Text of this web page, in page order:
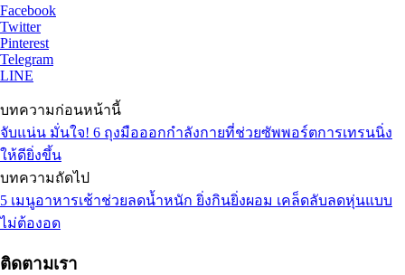
Facebook
Twitter
Pinterest
Telegram
LINE
บทความก่อนหน้านี้
จับแน่น มั่นใจ! 6 ถุงมือออกกำลังกายที่ช่วยซัพพอร์ตการเทรนนิ่ง
ให้ดียิ่งขึ้น
บทความถัดไป
5 เมนูอาหารเช้าช่วยลดน้ำหนัก ยิ่งกินยิ่งผอม เคล็ดลับลดหุ่นแบบ
ไม่ต้องอด
ติดตามเรา